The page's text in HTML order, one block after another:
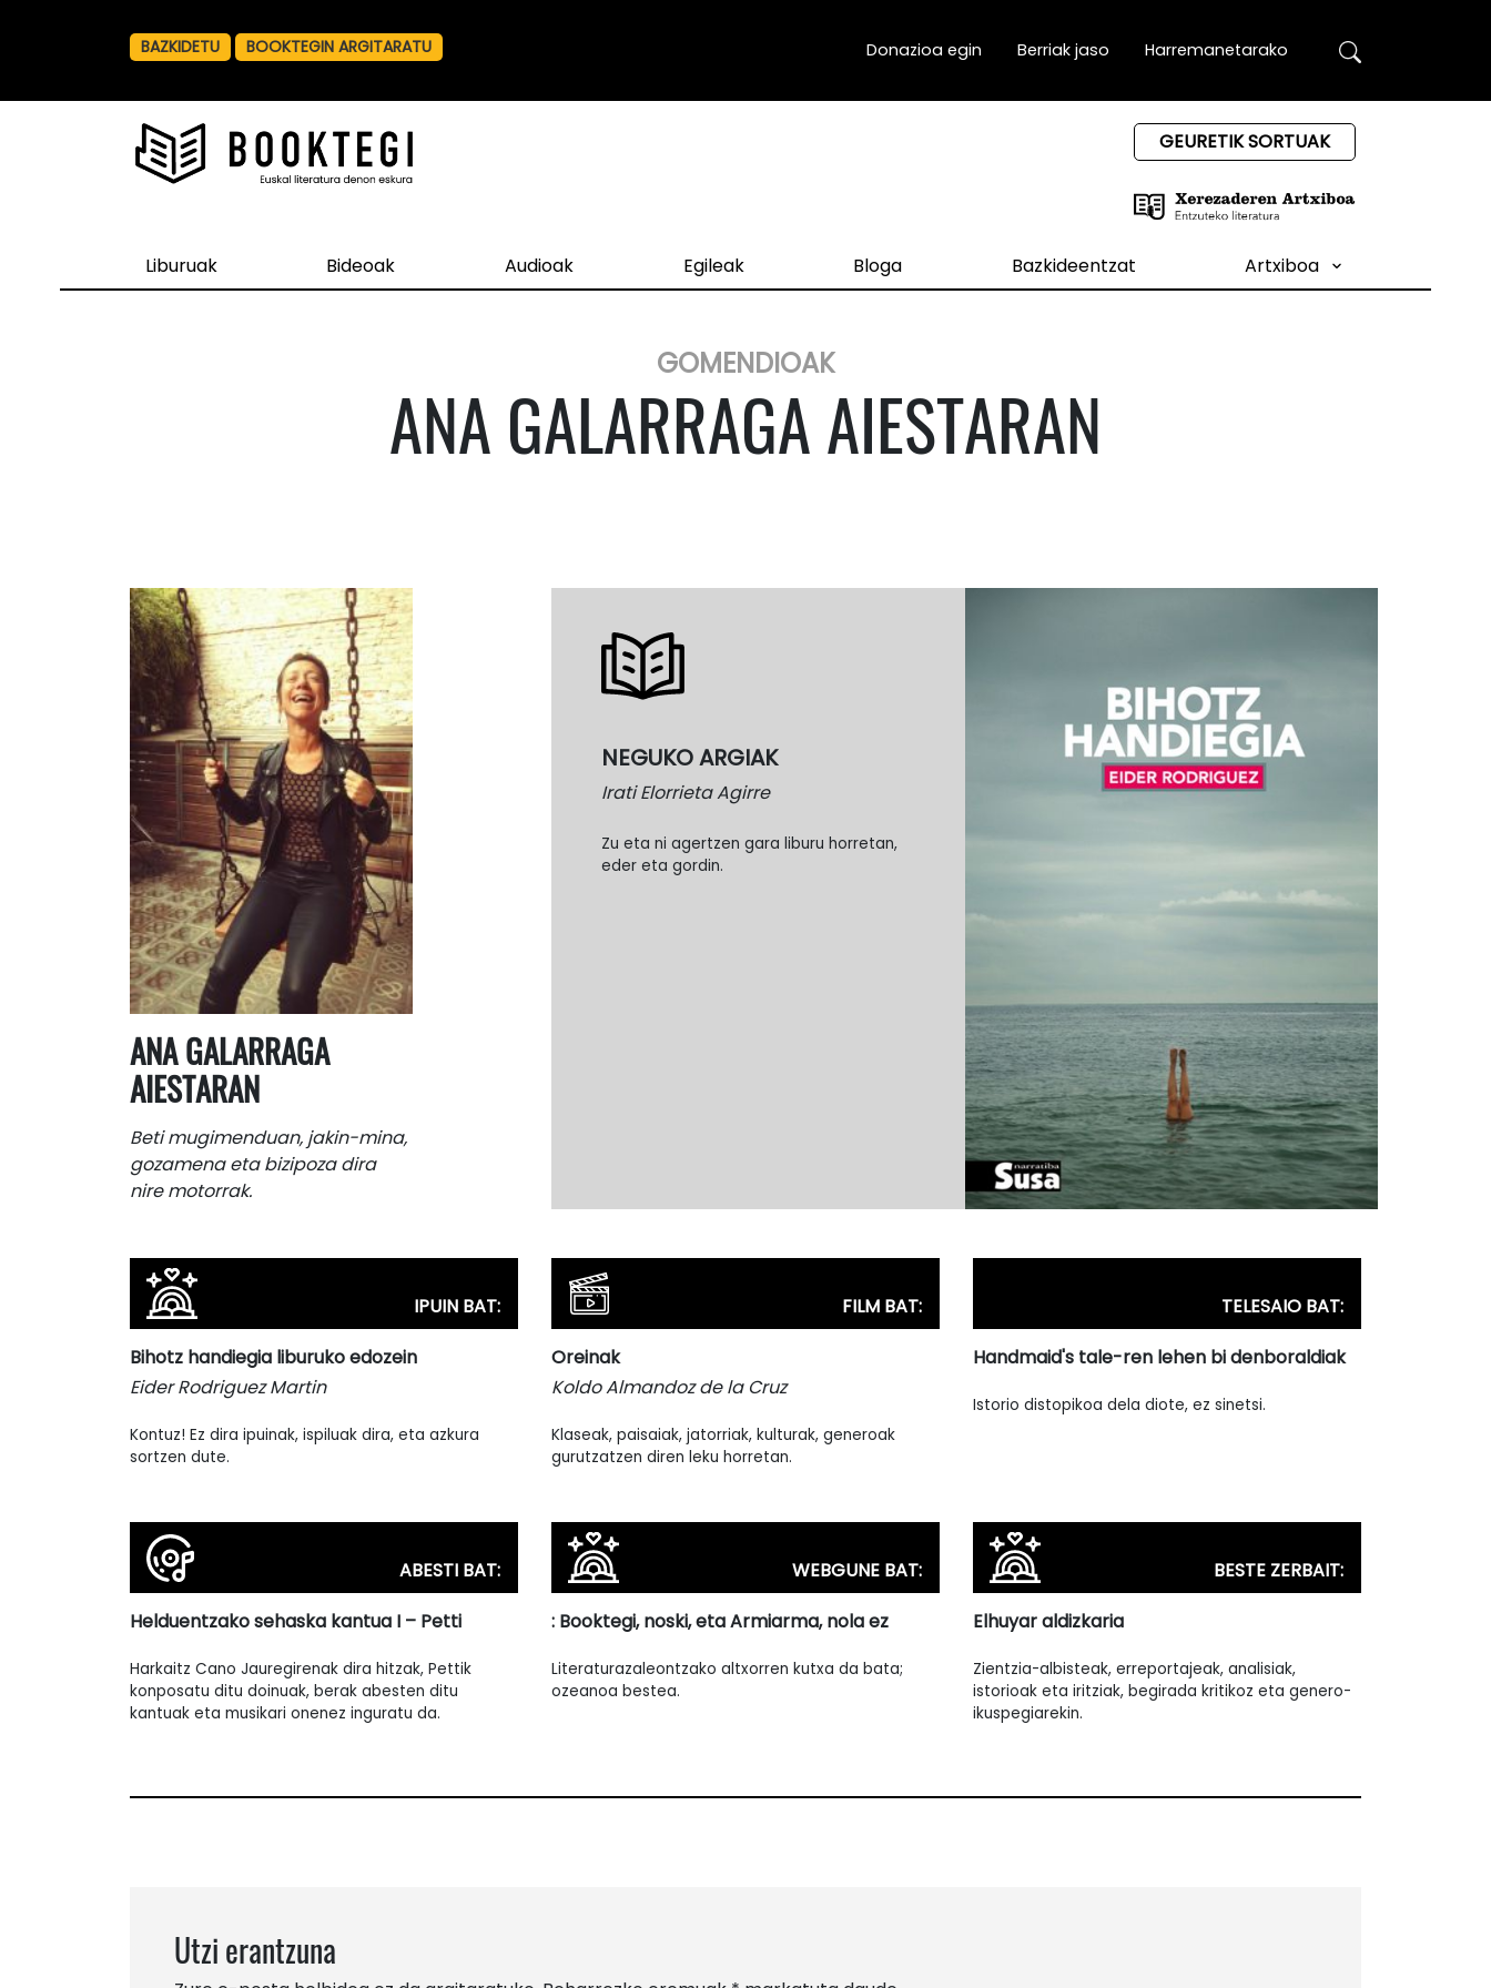
BAZKIDETU BOOKTEGIN ARGITARATU Donazioa egin Berriak jaso Harremanetarako
GEURETIK SORTUAK
Liburuak Bideoak Audioak Egileak Bloga Bazkideentzat Artxiboa
GOMENDIOAK
ANA GALARRAGA AIESTARAN
ANA GALARRAGA
AIESTARAN
Beti mugimenduan, jakin-mina,
gozamena eta bizipoza dira
nire motorrak.
NEGUKO ARGIAK
Irati Elorrieta Agirre
Zu eta ni agertzen gara liburu horretan,
eder eta gordin.
IPUIN BAT:
Bihotz handiegia liburuko edozein
Eider Rodriguez Martin
Kontuz! Ez dira ipuinak, ispiluak dira, eta azkura
sortzen dute.
FILM BAT:
Oreinak
Koldo Almandoz de la Cruz
Klaseak, paisaiak, jatorriak, kulturak, generoak
gurutzatzen diren leku horretan.
TELESAIO BAT:
Handmaid's tale-ren lehen bi denboraldiak
Istorio distopikoa dela diote, ez sinetsi.
ABESTI BAT:
Helduentzako sehaska kantua I – Petti
Harkaitz Cano Jauregirenak dira hitzak, Pettik
konposatu ditu doinuak, berak abesten ditu
kantuak eta musikari onenez inguratu da.
WEBGUNE BAT:
: Booktegi, noski, eta Armiarma, nola ez
Literaturazaleontzako altxorren kutxa da bata;
ozeanoa bestea.
BESTE ZERBAIT:
Elhuyar aldizkaria
Zientzia-albisteak, erreportajeak, analisiak,
istorioak eta iritziak, begirada kritikoz eta genero-
ikuspegiarekin.
Utzi erantzuna